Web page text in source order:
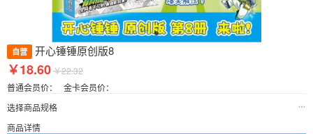
自营 开心锤锤原创版8
￥18.60￥22.32
普通会员价：
金卡会员价：
选择商品规格
商品详情